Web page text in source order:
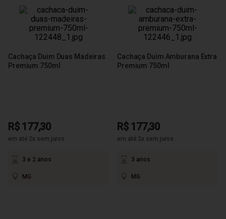
Cachaça Duim Duas Madeiras
Premium 750ml
R$ 177,30
em até 2x sem juros
3 e 2 anos
MG
Cachaça Duim Amburana Extra
Premium 750ml
R$ 177,30
em até 2x sem juros
3 anos
MG